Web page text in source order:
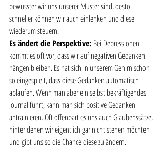
bewusster wir uns unserer Muster sind, desto
schneller können wir auch einlenken und diese
wiederum steuern.
Es ändert die Perspektive: Bei Depressionen
kommt es oft vor, dass wir auf negativen Gedanken
hängen bleiben. Es hat sich in unserem Gehirn schon
so eingespielt, dass diese Gedanken automatisch
ablaufen. Wenn man aber ein selbst bekräftigendes
Journal führt, kann man sich positive Gedanken
antrainieren. Oft offenbart es uns auch Glaubenssätze,
hinter denen wir eigentlich gar nicht stehen möchten
und gibt uns so die Chance diese zu ändern.